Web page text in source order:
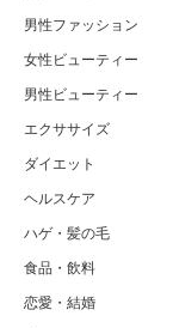
男性ファッション
女性ビューティー
男性ビューティー
エクササイズ
ダイエット
ヘルスケア
ハゲ・髪の毛
食品・飲料
恋愛・結婚